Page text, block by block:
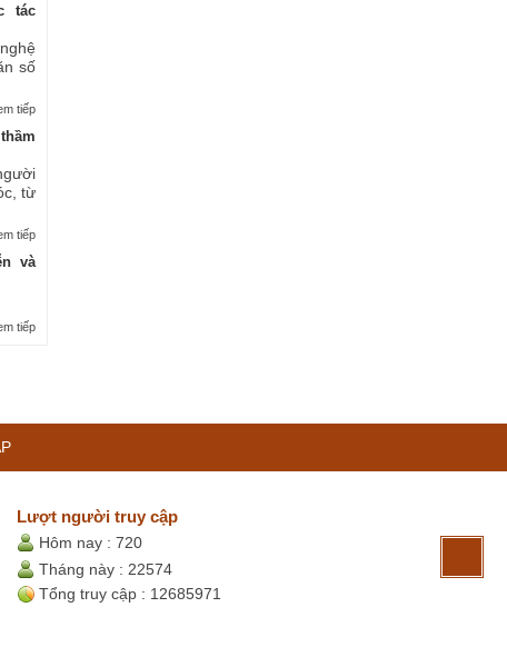
tác
số
tiếp
từ
tiếp
và
tiếp
Lượt người truy cập
Hôm nay : 720
Tháng này : 22574
Tổng truy cập : 12685971